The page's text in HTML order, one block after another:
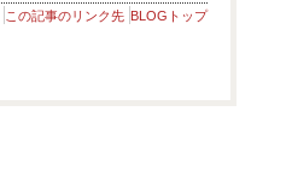
この記事のリンク先 BLOGトップ